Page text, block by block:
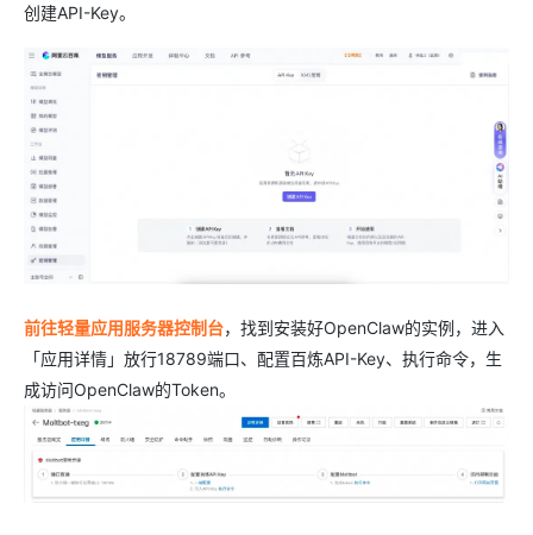
创建API-Key。
前往轻量应用服务器控制台，找到安装好OpenClaw的实例，进入
「应用详情」放行18789端口、配置百炼API-Key、执行命令，生
成访问OpenClaw的Token。